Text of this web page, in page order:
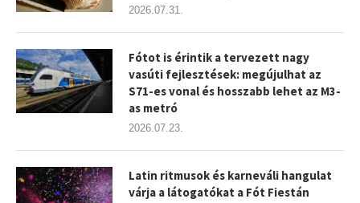
2026.07.31.
Fótot is érintik a tervezett nagy
vasúti fejlesztések: megújulhat az
S71-es vonal és hosszabb lehet az M3-
as metró
2026.07.23.
Latin ritmusok és karneváli hangulat
várja a látogatókat a Fót Fiestán